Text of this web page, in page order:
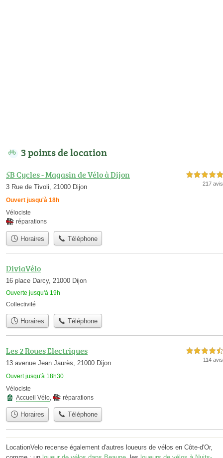
3 points de location
5B Cycles - Magasin de Vélo à Dijon
3 Rue de Tivoli, 21000 Dijon
Ouvert jusqu'à 18h
5,0 étoiles sur 5
217 avis
Vélociste
réparations
Horaires Téléphone
DiviaVélo
16 place Darcy, 21000 Dijon
Ouverte jusqu'à 19h
Collectivité
Horaires Téléphone
Les 2 Roues Electriques
13 avenue Jean Jaurès, 21000 Dijon
Ouvert jusqu'à 18h30
4,5 étoiles sur 5
114 avis
Vélociste
Accueil Vélo, réparations
Horaires Téléphone
LocationVelo recense également d'autres loueurs de vélos en Côte-d'Or,